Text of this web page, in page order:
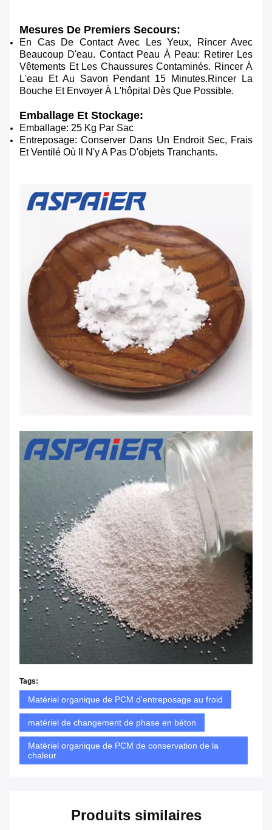
Mesures De Premiers Secours:
En Cas De Contact Avec Les Yeux, Rincer Avec
Beaucoup D'eau. Contact Peau À Peau: Retirer Les
Vêtements Et Les Chaussures Contaminés. Rincer À
L'eau Et Au Savon Pendant 15 Minutes.Rincer La
Bouche Et Envoyer À L'hôpital Dès Que Possible.
Emballage Et Stockage:
Emballage: 25 Kg Par Sac
Entreposage: Conserver Dans Un Endroit Sec, Frais
Et Ventilé Où Il N'y A Pas D'objets Tranchants.
Tags:
Matériel organique de PCM d'entreposage au froid
matériel de changement de phase en béton
Matériel organique de PCM de conservation de la
chaleur
Produits similaires